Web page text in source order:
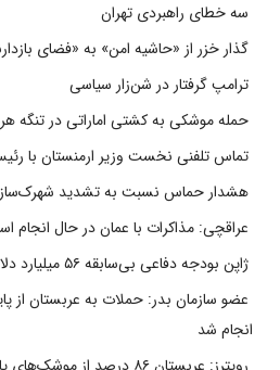
سه خطای راهبردی تهران
گذار خزر از «حاشیه امن» به «فضای
ترامپ گرفتار در شن‌زار سیاسی
حمله موشکی به کشتی اماراتی در تنگه
تماس تلفنی نخست وزیر ارمنستان با
هشدار حماس نسبت به تشدید
عراقچی: مذاکرات با عمان در حال انجام
ژاپن بودجه دفاعی بی‌سابقه ۵۶ میلیارد دلاری را در نظر دارد
عضو سازمان بدر: حملات به عربستان از
انجام شد